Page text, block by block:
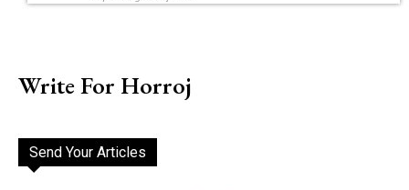
Write For Horroj
Send Your Articles